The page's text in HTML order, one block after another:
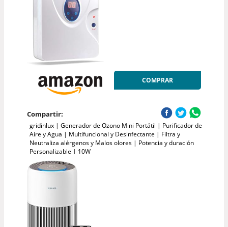
COMPRAR
Compartir:
gridinlux | Generador de Ozono Mini Portátil | Purificador de
Aire y Agua | Multifuncional y Desinfectante | Filtra y
Neutraliza alérgenos y Malos olores | Potencia y duración
Personalizable | 10W